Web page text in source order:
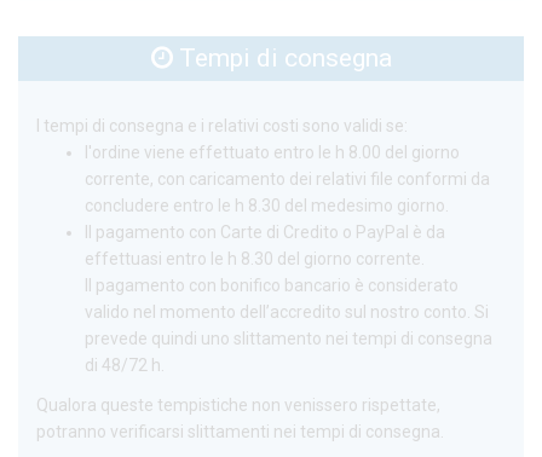
Tempi di consegna
I tempi di consegna e i relativi costi sono validi se:
l'ordine viene effettuato entro le h 8.00 del giorno
corrente, con caricamento dei relativi file conformi da
concludere entro le h 8.30 del medesimo giorno.
Il pagamento con Carte di Credito o PayPal è da
effettuasi entro le h 8.30 del giorno corrente.
Il pagamento con bonifico bancario è considerato
valido nel momento dell’accredito sul nostro conto. Si
prevede quindi uno slittamento nei tempi di consegna
di 48/72 h.
Qualora queste tempistiche non venissero rispettate,
potranno verificarsi slittamenti nei tempi di consegna.